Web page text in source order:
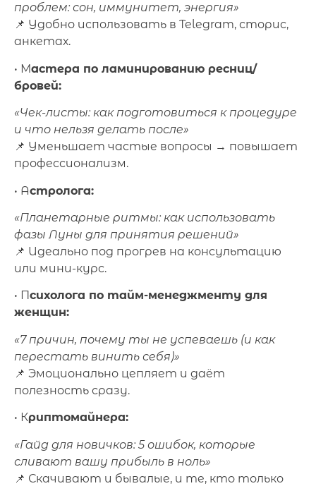
проблем: сон, иммунитет, энергия»
📌 Удобно использовать в Telegram, сторис,
анкетах.
• Мастера по ламинированию ресниц/
бровей:
«Чек-листы: как подготовиться к процедуре
и что нельзя делать после»
📌 Уменьшает частые вопросы → повышает
профессионализм.
• Астролога:
«Планетарные ритмы: как использовать
фазы Луны для принятия решений»
📌 Идеально под прогрев на консультацию
или мини-курс.
• Психолога по тайм-менеджменту для
женщин:
«7 причин, почему ты не успеваешь (и как
перестать винить себя)»
📌 Эмоционально цепляет и даёт
полезность сразу.
• Криптомайнера:
«Гайд для новичков: 5 ошибок, которые
сливают вашу прибыль в ноль»
📌 Скачивают и бывалые, и те, кто только